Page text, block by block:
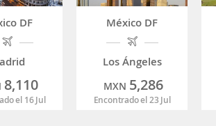
DF
8,110
el 16 Jul
México DF
Los Ángeles
MXN 5,286
Encontrado el 23 Jul